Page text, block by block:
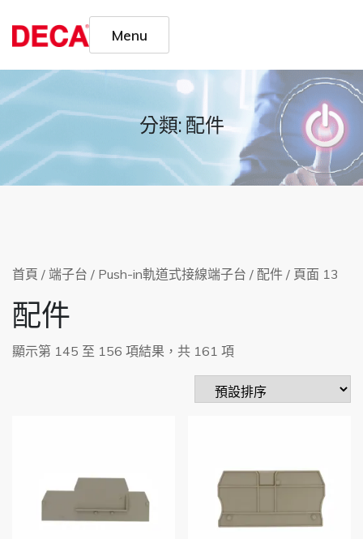
Menu
分類:配件
首頁 / 端子台 / Push-in軌道式接線端子台 / 配件 / 頁面 13
配件
顯示第 145 至 156 項結果，共 161 項